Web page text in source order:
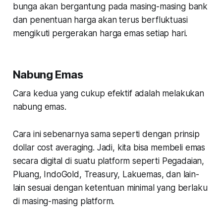
bunga akan bergantung pada masing-masing bank
dan penentuan harga akan terus berfluktuasi
mengikuti pergerakan harga emas setiap hari.
Nabung Emas
Cara kedua yang cukup efektif adalah melakukan
nabung emas.
Cara ini sebenarnya sama seperti dengan prinsip
dollar cost averaging. Jadi, kita bisa membeli emas
secara digital di suatu platform seperti Pegadaian,
Pluang, IndoGold, Treasury, Lakuemas, dan lain-
lain sesuai dengan ketentuan minimal yang berlaku
di masing-masing platform.